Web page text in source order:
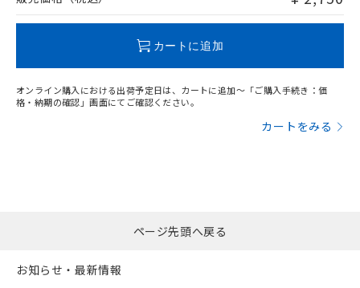
カートに追加
オンライン購入における出荷予定日は、カートに追加～「ご購入手続き：価
格・納期の確認」画面にてご確認ください。
カートをみる
ページ先頭へ戻る
お知らせ・最新情報